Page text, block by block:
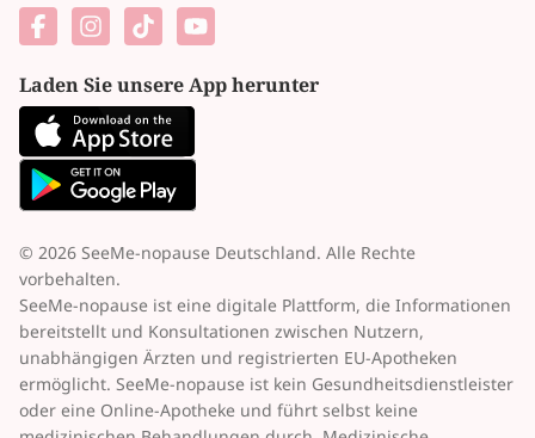
Laden Sie unsere App herunter
© 2026 SeeMe-nopause Deutschland. Alle Rechte
vorbehalten.
SeeMe-nopause ist eine digitale Plattform, die Informationen
bereitstellt und Konsultationen zwischen Nutzern,
unabhängigen Ärzten und registrierten EU-Apotheken
ermöglicht. SeeMe-nopause ist kein Gesundheitsdienstleister
oder eine Online-Apotheke und führt selbst keine